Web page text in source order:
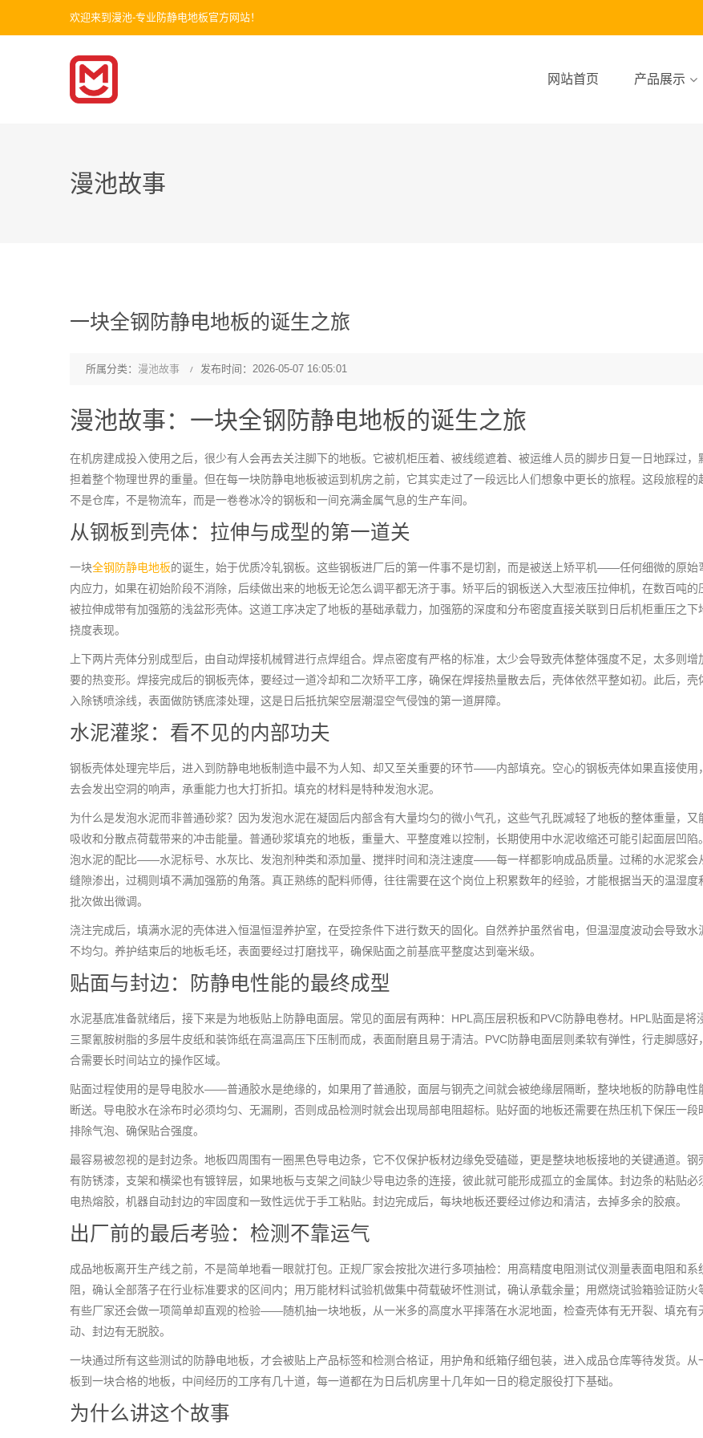
欢迎来到漫池-专业防静电地板官方网站！
网站首页 产品展示
漫池故事
一块全钢防静电地板的诞生之旅
所属分类： 漫池故事 发布时间：2026-05-07 16:05:01
漫池故事：一块全钢防静电地板的诞生之旅
在机房建成投入使用之后，很少有人会再去关注脚下的地板。它被机柜压着、被线缆遮着、被运维人员的脚步日复一日地踩过，
担着整个物理世界的重量。但在每一块防静电地板被运到机房之前，它其实走过了一段远比人们想象中更长的旅程。这段旅程的
不是仓库，不是物流车，而是一卷卷冰冷的钢板和一间充满金属气息的生产车间。
从钢板到壳体：拉伸与成型的第一道关
一块全钢防静电地板的诞生，始于优质冷轧钢板。这些钢板进厂后的第一件事不是切割，而是被送上矫平机——任何细微的原始
内应力，如果在初始阶段不消除，后续做出来的地板无论怎么调平都无济于事。矫平后的钢板送入大型液压拉伸机，在数百吨的
被拉伸成带有加强筋的浅盆形壳体。这道工序决定了地板的基础承载力，加强筋的深度和分布密度直接关联到日后机柜重压之下
挠度表现。
上下两片壳体分别成型后，由自动焊接机械臂进行点焊组合。焊点密度有严格的标准，太少会导致壳体整体强度不足，太多则增
要的热变形。焊接完成后的钢板壳体，要经过一道冷却和二次矫平工序，确保在焊接热量散去后，壳体依然平整如初。此后，壳
入除锈喷涂线，表面做防锈底漆处理，这是日后抵抗架空层潮湿空气侵蚀的第一道屏障。
水泥灌浆：看不见的内部功夫
钢板壳体处理完毕后，进入到防静电地板制造中最不为人知、却又至关重要的环节——内部填充。空心的钢板壳体如果直接使用
去会发出空洞的响声，承重能力也大打折扣。填充的材料是特种发泡水泥。
为什么是发泡水泥而非普通砂浆？因为发泡水泥在凝固后内部含有大量均匀的微小气孔，这些气孔既减轻了地板的整体重量，又
吸收和分散点荷载带来的冲击能量。普通砂浆填充的地板，重量大、平整度难以控制，长期使用中水泥收缩还可能引起面层凹陷
泡水泥的配比——水泥标号、水灰比、发泡剂种类和添加量、搅拌时间和浇注速度——每一样都影响成品质量。过稀的水泥浆会
缝隙渗出，过稠则填不满加强筋的角落。真正熟练的配料师傅，往往需要在这个岗位上积累数年的经验，才能根据当天的温湿度
批次做出微调。
浇注完成后，填满水泥的壳体进入恒温恒湿养护室，在受控条件下进行数天的固化。自然养护虽然省电，但温湿度波动会导致水
不均匀。养护结束后的地板毛坯，表面要经过打磨找平，确保贴面之前基底平整度达到毫米级。
贴面与封边：防静电性能的最终成型
水泥基底准备就绪后，接下来是为地板贴上防静电面层。常见的面层有两种：HPL高压层积板和PVC防静电卷材。HPL贴面是将
三聚氰胺树脂的多层牛皮纸和装饰纸在高温高压下压制而成，表面耐磨且易于清洁。PVC防静电面层则柔软有弹性，行走脚感好
合需要长时间站立的操作区域。
贴面过程使用的是导电胶水——普通胶水是绝缘的，如果用了普通胶，面层与钢壳之间就会被绝缘层隔断，整块地板的防静电性
断送。导电胶水在涂布时必须均匀、无漏刷，否则成品检测时就会出现局部电阻超标。贴好面的地板还需要在热压机下保压一段
排除气泡、确保贴合强度。
最容易被忽视的是封边条。地板四周围有一圈黑色导电边条，它不仅保护板材边缘免受磕碰，更是整块地板接地的关键通道。钢
有防锈漆，支架和横梁也有镀锌层，如果地板与支架之间缺少导电边条的连接，彼此就可能形成孤立的金属体。封边条的粘贴必
电热熔胶，机器自动封边的牢固度和一致性远优于手工粘贴。封边完成后，每块地板还要经过修边和清洁，去掉多余的胶痕。
出厂前的最后考验：检测不靠运气
成品地板离开生产线之前，不是简单地看一眼就打包。正规厂家会按批次进行多项抽检：用高精度电阻测试仪测量表面电阻和系
阻，确认全部落子在行业标准要求的区间内；用万能材料试验机做集中荷载破坏性测试，确认承载余量；用燃烧试验箱验证防火
有些厂家还会做一项简单却直观的检验——随机抽一块地板，从一米多的高度水平摔落在水泥地面，检查壳体有无开裂、填充有
动、封边有无脱胶。
一块通过所有这些测试的防静电地板，才会被贴上产品标签和检测合格证，用护角和纸箱仔细包装，进入成品仓库等待发货。从
板到一块合格的地板，中间经历的工序有几十道，每一道都在为日后机房里十几年如一日的稳定服役打下基础。
为什么讲这个故事